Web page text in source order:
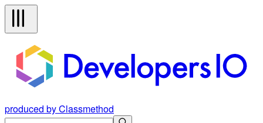
produced by Classmethod